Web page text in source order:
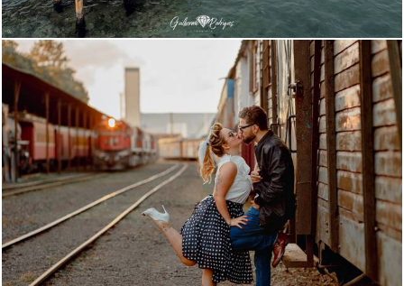
2734